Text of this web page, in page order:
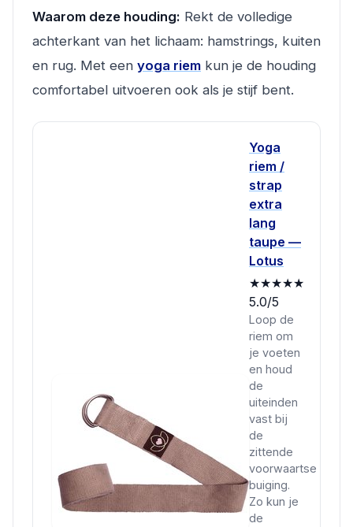
Waarom deze houding: Rekt de volledige
achterkant van het lichaam: hamstrings, kuiten
en rug. Met een yoga riem kun je de houding
comfortabel uitvoeren ook als je stijf bent.
Yoga
riem /
strap
extra
lang
taupe —
Lotus
★★★★★
5.0/5
Loop de
riem om
je voeten
en houd
de
uiteinden
vast bij
de
zittende
voorwaartse
buiging.
Zo kun je
de